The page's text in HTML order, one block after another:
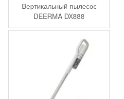
Вертикальный пылесос
DEERMA DX888